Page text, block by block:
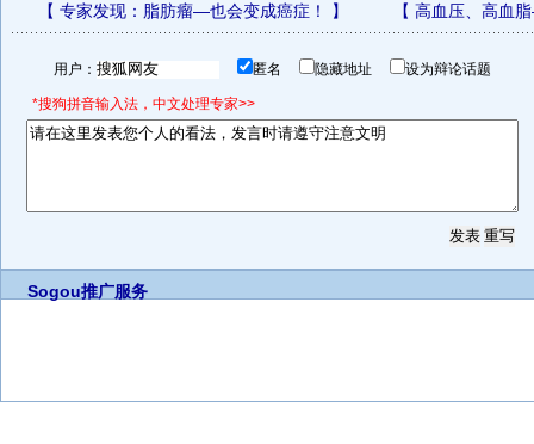
【 专家发现：脂肪瘤—也会变成癌症！ 】 【 高血压、高血
用户： 匿名 隐藏地址 设为辩论话题
*搜狗拼音输入法，中文处理专家>>
Sogou推广服务